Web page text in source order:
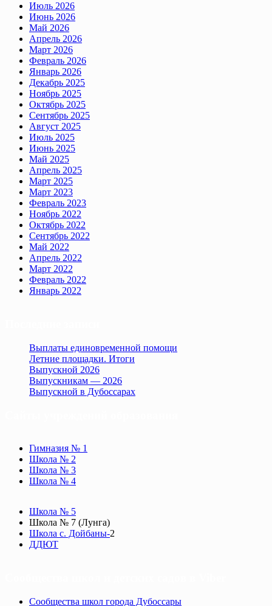
Июль 2026
Июнь 2026
Май 2026
Апрель 2026
Март 2026
Февраль 2026
Январь 2026
Декабрь 2025
Ноябрь 2025
Октябрь 2025
Сентябрь 2025
Август 2025
Июль 2025
Июнь 2025
Май 2025
Апрель 2025
Март 2025
Март 2023
Февраль 2023
Ноябрь 2022
Октябрь 2022
Сентябрь 2022
Май 2022
Апрель 2022
Март 2022
Февраль 2022
Январь 2022
Выплаты единовременной помощи
Летние площадки. Итоги
Выпускной 2026
Выпускникам — 2026
Выпускной в Дубоссарах
Гимназия № 1
Школа № 2
Школа № 3
Школа № 4
Школа № 5
Школа № 7 (Лунга)
Школа с. Дойбаны-2
ДДЮТ
Сообщества школ города Дубоссары